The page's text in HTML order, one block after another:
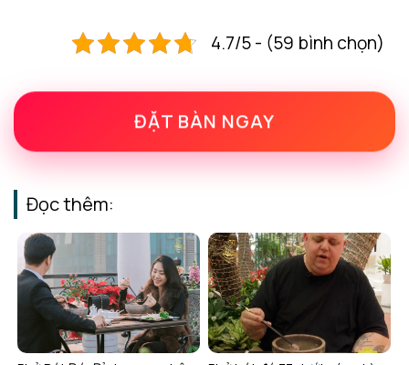
4.7/5 - (59 bình chọn)
ĐẶT BÀN NGAY
Đọc thêm: